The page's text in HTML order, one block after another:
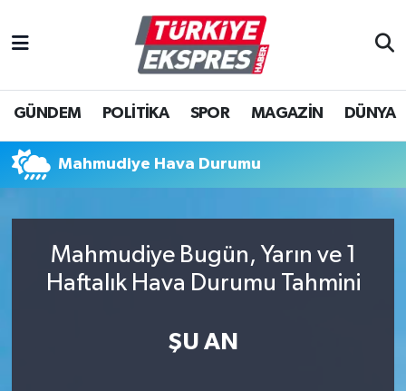
GÜNDEM POLİTİKA SPOR MAGAZİN DÜNYA
Mahmudiye Hava Durumu
Mahmudiye Bugün, Yarın ve 1
Haftalık Hava Durumu Tahmini
ŞU AN
İstanbul Nöbetçi Eczaneler
İstanbul Hava Durumu
İstanbul Namaz Vakitleri
Süper Lig Puan Durumu ve Fikstür
Son Dakika Haberleri